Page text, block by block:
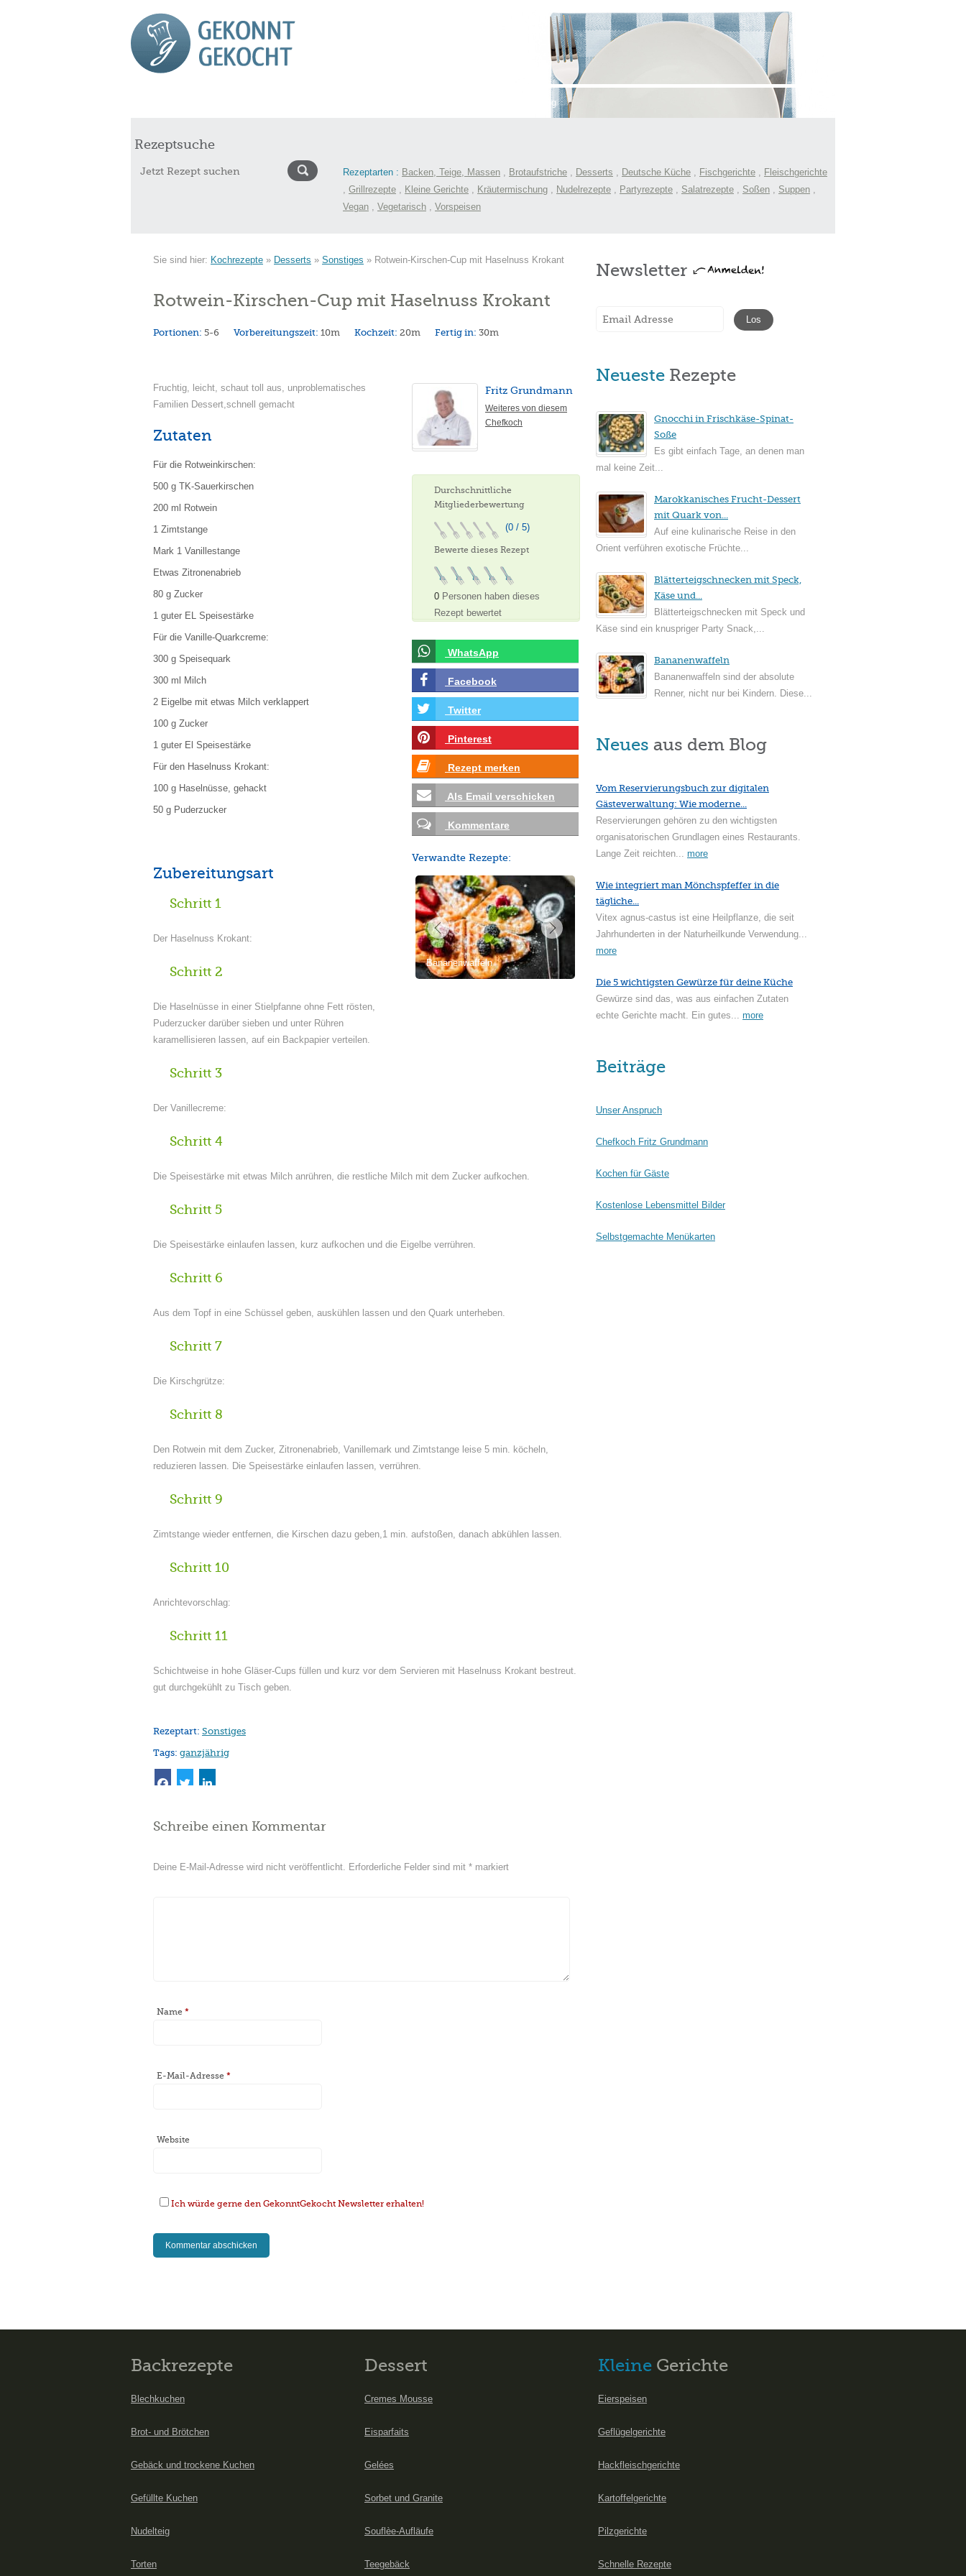
Blog
Rezeptsuche
Rezeptarten : Backen, Teige, Massen , Brotaufstriche , Desserts , Deutsche Küche , Fischgerichte , Fleischgerichte
, Grillrezepte , Kleine Gerichte , Kräutermischung , Nudelrezepte , Partyrezepte , Salatrezepte , Soßen , Suppen ,
Vegan , Vegetarisch , Vorspeisen
Sie sind hier: Kochrezepte » Desserts » Sonstiges » Rotwein-Kirschen-Cup mit Haselnuss Krokant
Rotwein-Kirschen-Cup mit Haselnuss Krokant
Portionen: 5-6 Vorbereitungszeit: 10m Kochzeit: 20m Fertig in: 30m
Fritz Grundmann
Weiteres von diesem
Chefkoch
Durchschnittliche
Mitgliederbewertung
(0 / 5)
Bewerte dieses Rezept
0 Personen haben dieses
Rezept bewertet
WhatsApp
Facebook
Twitter
Pinterest
Rezept merken
Als Email verschicken
Kommentare
Verwandte Rezepte:
Bananenwaffeln
Fruchtig, leicht, schaut toll aus, unproblematisches
Familien Dessert,schnell gemacht
Zutaten
Für die Rotweinkirschen:
500 g TK-Sauerkirschen
200 ml Rotwein
1 Zimtstange
Mark 1 Vanillestange
Etwas Zitronenabrieb
80 g Zucker
1 guter EL Speisestärke
Für die Vanille-Quarkcreme:
300 g Speisequark
300 ml Milch
2 Eigelbe mit etwas Milch verklappert
100 g Zucker
1 guter El Speisestärke
Für den Haselnuss Krokant:
100 g Haselnüsse, gehackt
50 g Puderzucker
Zubereitungsart
Schritt 1
Der Haselnuss Krokant:
Schritt 2
Die Haselnüsse in einer Stielpfanne ohne Fett rösten,
Puderzucker darüber sieben und unter Rühren
karamellisieren lassen, auf ein Backpapier verteilen.
Schritt 3
Der Vanillecreme:
Schritt 4
Die Speisestärke mit etwas Milch anrühren, die restliche Milch mit dem Zucker aufkochen.
Schritt 5
Die Speisestärke einlaufen lassen, kurz aufkochen und die Eigelbe verrühren.
Schritt 6
Aus dem Topf in eine Schüssel geben, auskühlen lassen und den Quark unterheben.
Schritt 7
Die Kirschgrütze:
Schritt 8
Den Rotwein mit dem Zucker, Zitronenabrieb, Vanillemark und Zimtstange leise 5 min. köcheln,
reduzieren lassen. Die Speisestärke einlaufen lassen, verrühren.
Schritt 9
Zimtstange wieder entfernen, die Kirschen dazu geben,1 min. aufstoßen, danach abkühlen lassen.
Schritt 10
Anrichtevorschlag:
Schritt 11
Schichtweise in hohe Gläser-Cups füllen und kurz vor dem Servieren mit Haselnuss Krokant bestreut.
gut durchgekühlt zu Tisch geben.
Rezeptart: Sonstiges
Tags: ganzjährig
Schreibe einen Kommentar
Deine E-Mail-Adresse wird nicht veröffentlicht. Erforderliche Felder sind mit * markiert
Name *
E-Mail-Adresse *
Website
Ich würde gerne den GekonntGekocht Newsletter erhalten!
Newsletter
Neueste Rezepte
Gnocchi in Frischkäse-Spinat-
Soße
Es gibt einfach Tage, an denen man
mal keine Zeit...
Marokkanisches Frucht-Dessert
mit Quark von...
Auf eine kulinarische Reise in den
Orient verführen exotische Früchte...
Blätterteigschnecken mit Speck,
Käse und...
Blätterteigschnecken mit Speck und
Käse sind ein knuspriger Party Snack,...
Bananenwaffeln
Bananenwaffeln sind der absolute
Renner, nicht nur bei Kindern. Diese...
Neues aus dem Blog
Vom Reservierungsbuch zur digitalen
Gästeverwaltung: Wie moderne...
Reservierungen gehören zu den wichtigsten
organisatorischen Grundlagen eines Restaurants.
Lange Zeit reichten... more
Wie integriert man Mönchspfeffer in die
tägliche...
Vitex agnus-castus ist eine Heilpflanze, die seit
Jahrhunderten in der Naturheilkunde Verwendung...
more
Die 5 wichtigsten Gewürze für deine Küche
Gewürze sind das, was aus einfachen Zutaten
echte Gerichte macht. Ein gutes... more
Beiträge
Unser Anspruch
Chefkoch Fritz Grundmann
Kochen für Gäste
Kostenlose Lebensmittel Bilder
Selbstgemachte Menükarten
Backrezepte
Blechkuchen
Brot- und Brötchen
Gebäck und trockene Kuchen
Gefüllte Kuchen
Nudelteig
Torten
Dessert
Cremes Mousse
Eisparfaits
Gelées
Sorbet und Granite
Souflèe-Aufläufe
Teegebäck
Kleine Gerichte
Eierspeisen
Geflügelgerichte
Hackfleischgerichte
Kartoffelgerichte
Pilzgerichte
Schnelle Rezepte